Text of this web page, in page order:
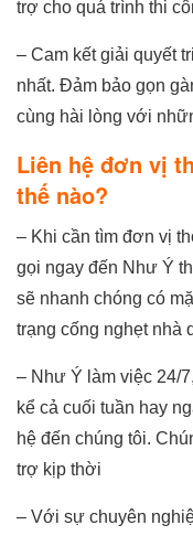
trợ cho quá trình thi
– Cam kết giải quyết
nhất. Đảm bảo gọn
cùng hài lòng với
Liên hệ đơn vị
thế nào?
– Khi cần tìm đơn vị
gọi ngay đến Như Ý
sẽ nhanh chóng có
trạng cống nghẹt nhà
– Như Ý làm việc 24/
kể cả cuối tuần hay
hệ đến chúng tôi.
trợ kịp thời
– Với sự chuyên